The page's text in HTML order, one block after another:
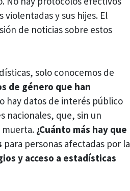
y sus hijes. El
de noticias sobre estos
solo conocemos de
de género que han
hay datos de interés público
nacionales, que, sin un
muerta. ¿Cuánto más hay que
para personas afectadas por la
y acceso a estadísticas